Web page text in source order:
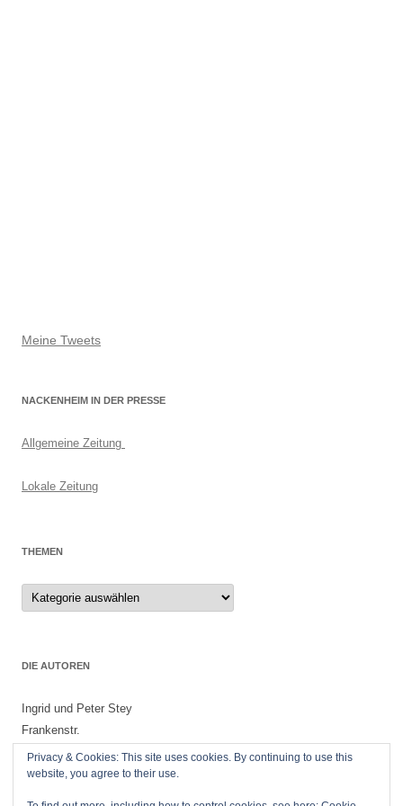
Meine Tweets
NACKENHEIM IN DER PRESSE
Allgemeine Zeitung
Lokale Zeitung
THEMEN
Themen
DIE AUTOREN
Ingrid und Peter Stey
Frankenstr.
55299 Nackenheim
Privacy & Cookies: This site uses cookies. By continuing to use this
website, you agree to their use.